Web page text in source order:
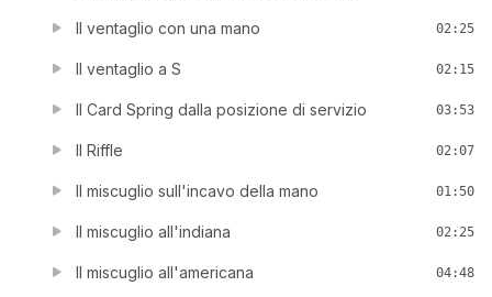
Il ventaglio con una mano 02:25
Il ventaglio a S 02:15
Il Card Spring dalla posizione di servizio 03:53
Il Riffle 02:07
Il miscuglio sull'incavo della mano 01:50
Il miscuglio all'indiana 02:25
Il miscuglio all'americana 04:48